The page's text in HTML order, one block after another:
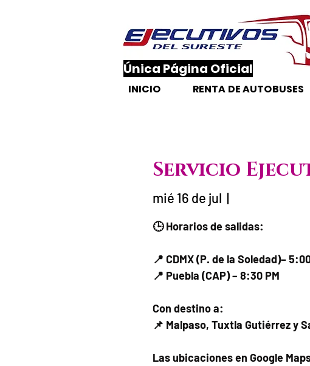
​Única Página Oficial
INICIO RENTA DE AUTOBUSES
Servicio
mié 16 de jul
  |
🕒 Horarios de salidas:
📍 CDMX (P. de la Soledad)–
📍 Puebla (CAP) – 8:30 PM
Con destino a:
📌 Malpaso, Tuxtla Gutiérrez y
Las ubicaciones en Google